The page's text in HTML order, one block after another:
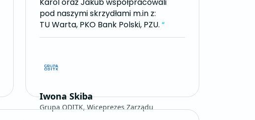
pod naszymi skrzydłami m.in z:
TU Warta, PKO Bank Polski, PZU. “
Iwona Skiba
Grupa ODITK, Wiceprezes Zarządu